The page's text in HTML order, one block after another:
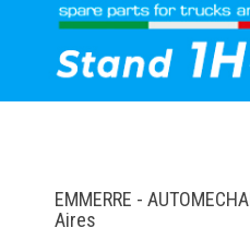
EMMERRE -
Aires